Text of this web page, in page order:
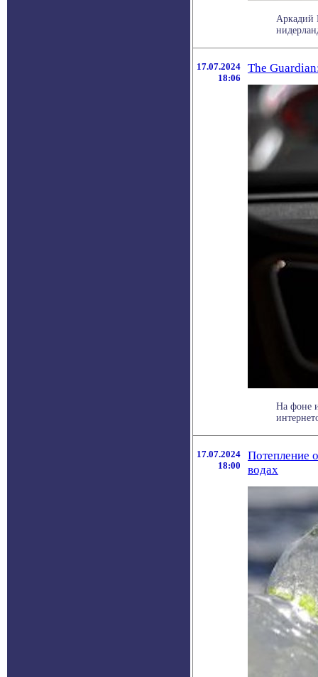
Аркадий
17.07.2024
18:06
The
На фоне
17.07.2024
18:00
Потепление
водах